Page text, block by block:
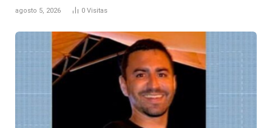
agosto 5, 2026 0 Visitas